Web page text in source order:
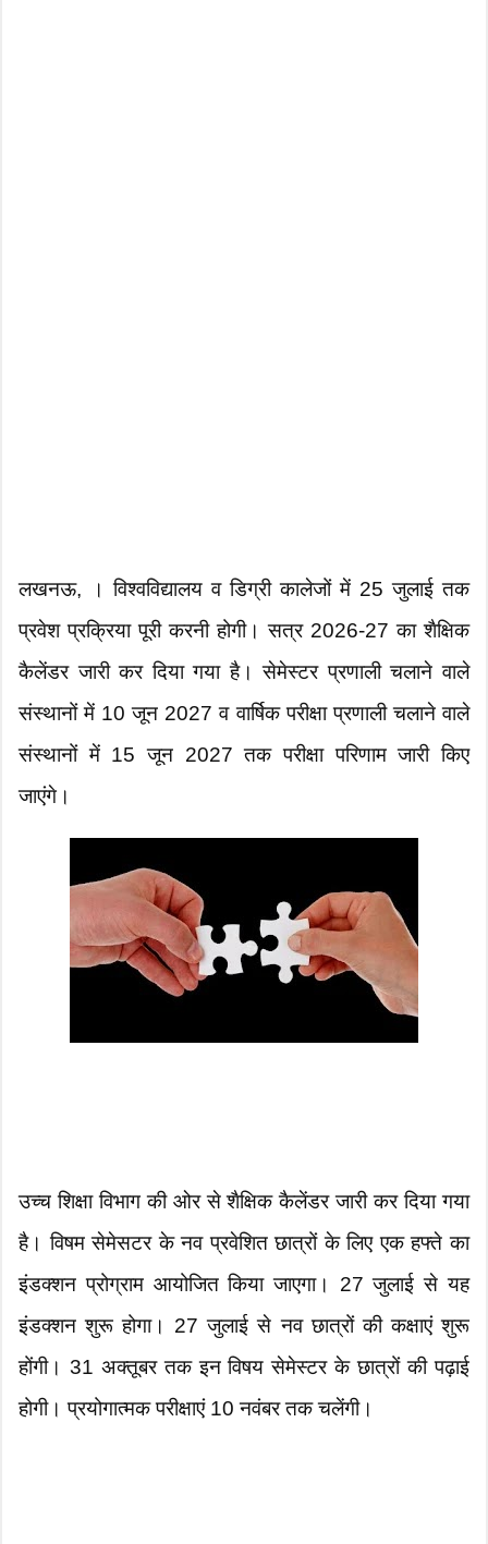
लखनऊ, । विश्वविद्यालय व डिग्री कालेजों में 25 जुलाई तक
प्रवेश प्रक्रिया पूरी करनी होगी। सत्र 2026-27 का शैक्षिक
कैलेंडर जारी कर दिया गया है। सेमेस्टर प्रणाली चलाने वाले
संस्थानों में 10 जून 2027 व वार्षिक परीक्षा प्रणाली चलाने वाले
संस्थानों में 15 जून 2027 तक परीक्षा परिणाम जारी किए
जाएंगे।
उच्च शिक्षा विभाग की ओर से शैक्षिक कैलेंडर जारी कर दिया गया
है। विषम सेमेसटर के नव प्रवेशित छात्रों के लिए एक हफ्ते का
इंडक्शन प्रोग्राम आयोजित किया जाएगा। 27 जुलाई से यह
इंडक्शन शुरू होगा। 27 जुलाई से नव छात्रों की कक्षाएं शुरू
होंगी। 31 अक्तूबर तक इन विषय सेमेस्टर के छात्रों की पढ़ाई
होगी। प्रयोगात्मक परीक्षाएं 10 नवंबर तक चलेंगी।